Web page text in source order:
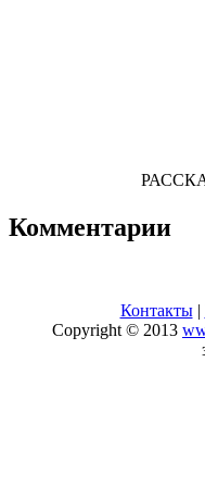
Комментарии
Контакты|
Copyright © 2013